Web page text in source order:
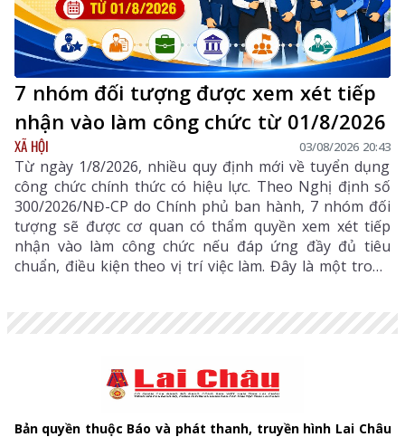
7 nhóm đối tượng được xem xét tiếp
nhận vào làm công chức từ 01/8/2026
XÃ HỘI 03/08/2026 20:43
Từ ngày 1/8/2026, nhiều quy định mới về tuyển dụng
công chức chính thức có hiệu lực. Theo Nghị định số
300/2026/NĐ-CP do Chính phủ ban hành, 7 nhóm đối
tượng sẽ được cơ quan có thẩm quyền xem xét tiếp
nhận vào làm công chức nếu đáp ứng đầy đủ tiêu
chuẩn, điều kiện theo vị trí việc làm. Đây là một trong
Bản quyền thuộc Báo và phát thanh, truyền hình Lai Châu